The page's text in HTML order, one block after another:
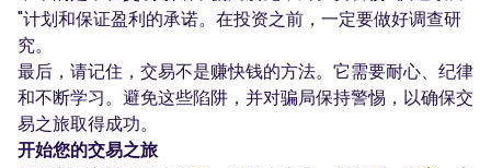
"计划和保证盈利的承诺。在投资之前，一定要做好调查研
究。
最后，请记住，交易不是赚快钱的方法。它需要耐心、纪律
和不断学习。避免这些陷阱，并对骗局保持警惕，以确保交
易之旅取得成功。
开始您的交易之旅